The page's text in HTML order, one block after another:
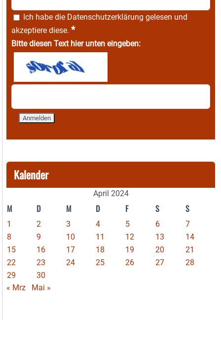
Ich habe die Datenschutzerklärung gelesen und
akzeptiere diese. *
Bitte diesen Text hier unten eingeben:
Kalender
April 2024
M D M D F S S
1 2 3 4 5 6
7
8
9 10 11 12 13
14
15
16 17 18 19 20
21
22
23 24 25 26 27
28
29
30
« Mrz
Mai »